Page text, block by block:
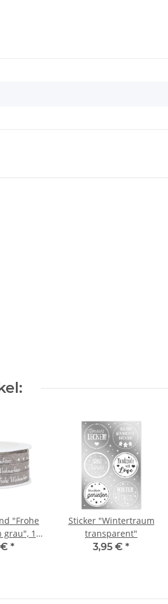
"Frohe
grau", 12
m
€ *
Sticker "Wintertraum
transparent"
3,95 € *